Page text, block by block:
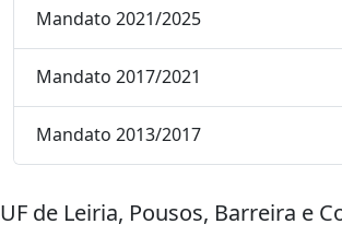
Mandato 2021/2025
Mandato 2017/2021
Mandato 2013/2017
UF de Leiria, Pousos, Barreira e